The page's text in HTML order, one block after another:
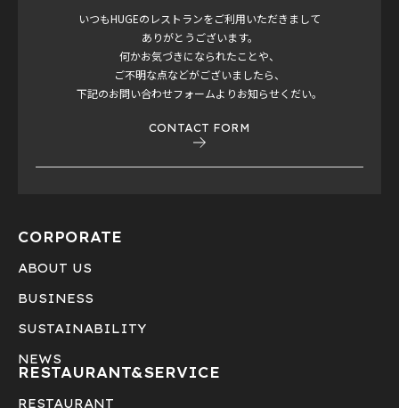
いつもHUGEのレストランをご利用いただきまして
ありがとうございます。
何かお気づきになられたことや、
ご不明な点などがございましたら、
下記のお問い合わせフォームよりお知らせくだい。
CONTACT FORM
CORPORATE
ABOUT US
BUSINESS
SUSTAINABILITY
NEWS
RESTAURANT&SERVICE
RESTAURANT